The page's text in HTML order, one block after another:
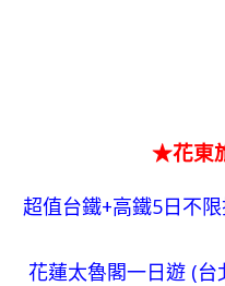
★花東
超值台鐵+高鐵5日不
花蓮太魯閣一日遊 (